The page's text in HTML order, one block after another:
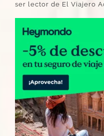
ser lector de El Viajero